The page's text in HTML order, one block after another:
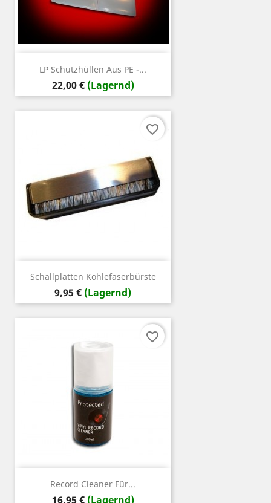
LP Schutzhüllen Aus PE -...
Preis
22,00 € (Lagernd)
Schallplatten Kohlefaserbürste
Preis
9,95 € (Lagernd)
favorite_border
Record Cleaner Für...
Preis
16,95 € (Lagernd)
favorite_border